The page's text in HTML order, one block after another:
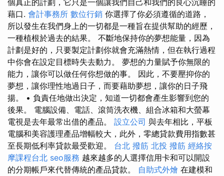
個真正的計劃，它只是一個讓我們自己和我們的良心沉睡的
藉口. 會計事務所 數位行銷 你選擇了你必須遵循的道路，
所以發生在我們身上的一切都是一種旨在提供幫助的經歷，
一種植根於過去的結果。 不斷地保持你的夢想能量，因為
計劃是好的，只要製定計劃你就會充滿熱情，但在執行過程
中你會在設定目標時失去動力。 夢想的力量賦予你無限的
能力，讓你可以做任何你想做的事。 因此，不要壓抑你的
夢想，讓你理性地過日子，而要藉助夢想，讓你的日子飛
揚。 • 負責任地做出決定，知道一切都會產生影響到您的
後果。 電腦設備、電話、滾筒洗衣機、組合冰箱和大螢幕
電視是去年最常出借的產品。 設立公司 與去年相比，平板
電腦和美容護理產品增幅較大，此外，零總貸款費用指數甚
至長期低利率貸款最受歡迎。 台北 撥筋 北投 撥筋 經絡按
摩課程台北 seo服務 越來越多的人選擇信用卡和可以開設
的分期帳戶來代替傳統的產品貸款。 自助式外燴 在建模和